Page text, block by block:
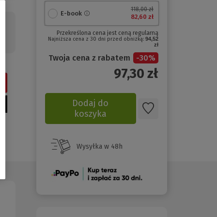
E-book
118,00 zł
82,60 zł
Przekreślona cena jest ceną regularną
Najniższa cena z 30 dni przed obniżką: 94,52
zł
Twoja cena z rabatem -30%
97,30 zł
Dodaj do
koszyka
Wysyłka w 48h
(Nowe